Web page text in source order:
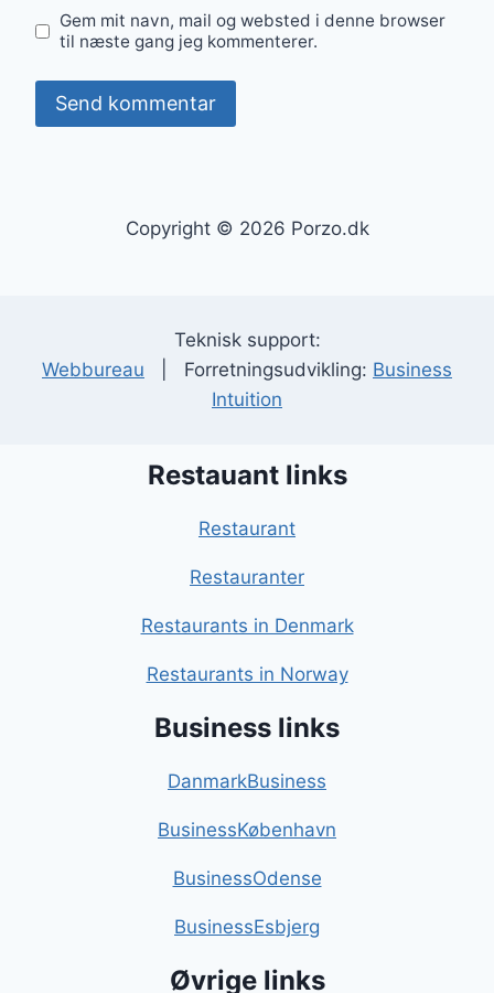
Gem mit navn, mail og websted i denne browser
til næste gang jeg kommenterer.
Copyright © 2026 Porzo.dk
Teknisk support:
Webbureau | Forretningsudvikling: Business
Intuition
Restauant links
Restaurant
Restauranter
Restaurants in Denmark
Restaurants in Norway
Business links
DanmarkBusiness
BusinessKøbenhavn
BusinessOdense
BusinessEsbjerg
Øvrige links